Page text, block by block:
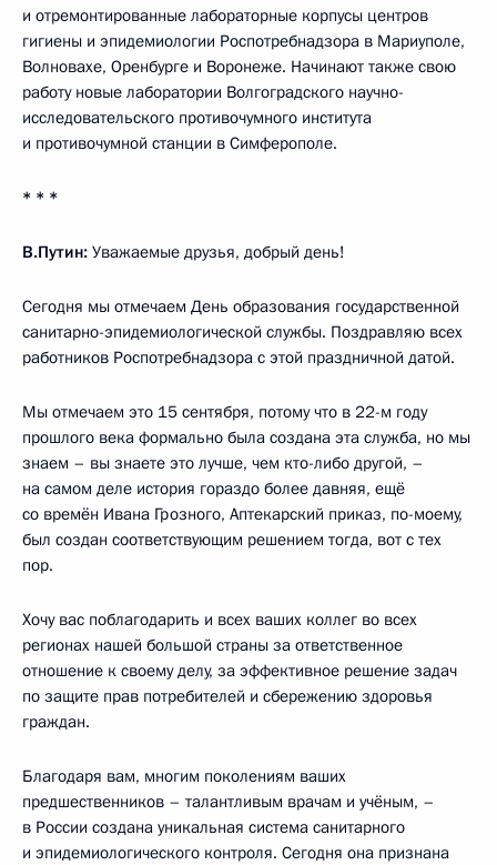
и отремонтированные лабораторные корпусы центров
гигиены и эпидемиологии Роспотребнадзора в Мариуполе,
Волновахе, Оренбурге и Воронеже. Начинают также свою
работу новые лаборатории Волгоградского научно-
исследовательского противочумного института
и противочумной станции в Симферополе.
* * *
В.Путин: Уважаемые друзья, добрый день!
Сегодня мы отмечаем День образования государственной
санитарно-эпидемиологической службы. Поздравляю всех
работников Роспотребнадзора с этой праздничной датой.
Мы отмечаем это 15 сентября, потому что в 22-м году
прошлого века формально была создана эта служба, но мы
знаем – вы знаете это лучше, чем кто-либо другой, –
на самом деле история гораздо более давняя, ещё
со времён Ивана Грозного, Аптекарский приказ, по-моему,
был создан соответствующим решением тогда, вот с тех
пор.
Хочу вас поблагодарить и всех ваших коллег во всех
регионах нашей большой страны за ответственное
отношение к своему делу, за эффективное решение задач
по защите прав потребителей и сбережению здоровья
граждан.
Благодаря вам, многим поколениям ваших
предшественников – талантливым врачам и учёным, –
в России создана уникальная система санитарного
и эпидемиологического контроля. Сегодня она признана